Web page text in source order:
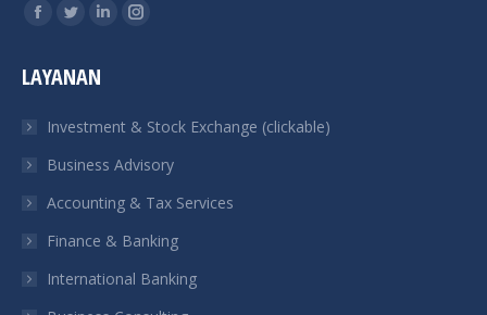
Find us on:
Facebook
opens
new
window
Twitter
opens
new
window
Linkedin
new
window
Instagram
new
window
LAYANAN
Investment & Stock Exchange (clickable)
Business Advisory
Accounting & Tax Services
Finance & Banking
International Banking